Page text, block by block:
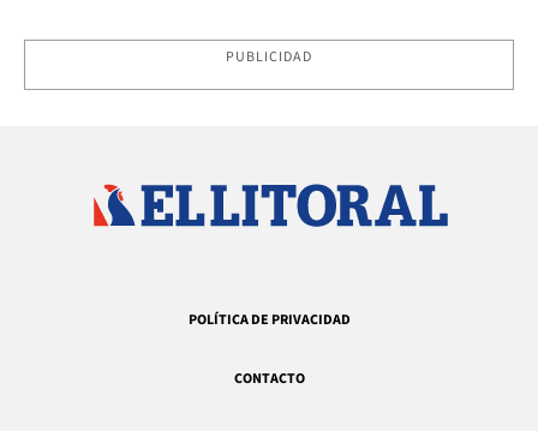
PUBLICIDAD
POLÍTICA DE PRIVACIDAD
CONTACTO